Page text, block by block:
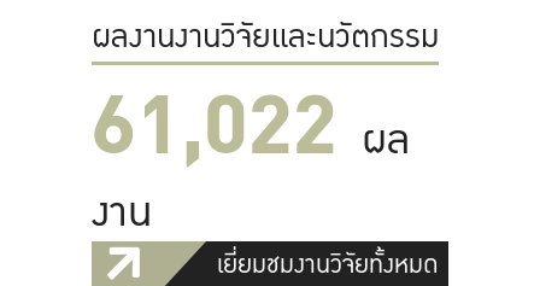
ผลงานงานวิจัยและนวัตกรรม
61,022 ผล
งาน
เยี่ยมชมงานวิจัยทั้งหมด